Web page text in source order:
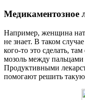
Медикаментозное
Например, женщина
не знает. В таком
кого-то это сделать,
мозоль между
Продуктивными
помогают решить